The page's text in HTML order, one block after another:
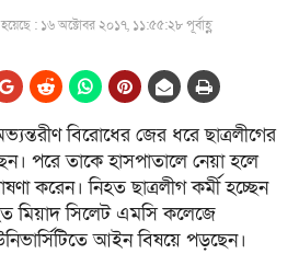
: ১৬ অক্টোবর ২০১৭, ১১:৫৫:২৮ পূর্বাহ্ণ
বিরোধের জের ধরে ছাত্রলীগের
পরে তাকে হাসপাতালে নেয়া হলে
করেন। নিহত ছাত্রলীগ কর্মী হচ্ছেন
মিয়াদ সিলেট এমসি কলেজে
আইন বিষয়ে পড়ছেন।